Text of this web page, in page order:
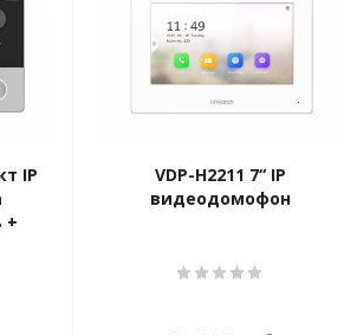
IP
+
VDP-H2211 7“ IP
видеодомофон